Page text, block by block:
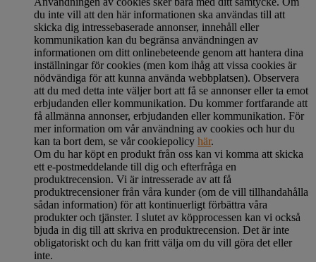
du inte vill att den här informationen ska användas till att
skicka dig intressebaserade annonser, innehåll eller
kommunikation kan du begränsa användningen av
informationen om ditt onlinebeteende genom att hantera dina
inställningar för cookies (men kom ihåg att vissa cookies är
nödvändiga för att kunna använda webbplatsen). Observera
att du med detta inte väljer bort att få se annonser eller ta emot
erbjudanden eller kommunikation. Du kommer fortfarande att
få allmänna annonser, erbjudanden eller kommunikation. För
mer information om vår användning av cookies och hur du
kan ta bort dem, se vår cookiepolicy här.
Om du har köpt en produkt från oss kan vi komma att skicka
ett e-postmeddelande till dig och efterfråga en
produktrecension. Vi är intresserade av att få
produktrecensioner från våra kunder (om de vill tillhandahålla
sådan information) för att kontinuerligt förbättra våra
produkter och tjänster. I slutet av köpprocessen kan vi också
bjuda in dig till att skriva en produktrecension. Det är inte
obligatoriskt och du kan fritt välja om du vill göra det eller
inte.